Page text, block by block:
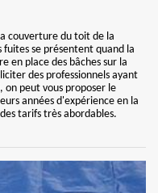
couverture du toit de la
fuites se présentent quand la
en place des bâches sur la
des professionnels ayant
on peut vous proposer le
années d'expérience en la
tarifs très abordables.